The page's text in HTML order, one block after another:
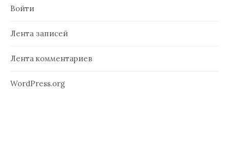
Войти
Лента записей
Лента комментариев
WordPress.org